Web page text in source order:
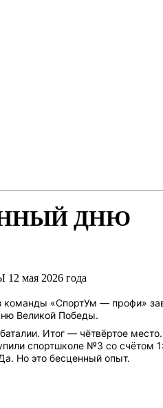
ДНЮ
12 мая 2026 года
команды «СпортУм — профи»
Великой Победы.
Итог — чётвёртое
спортшколе №3 со счётом
Но это бесценный опыт.